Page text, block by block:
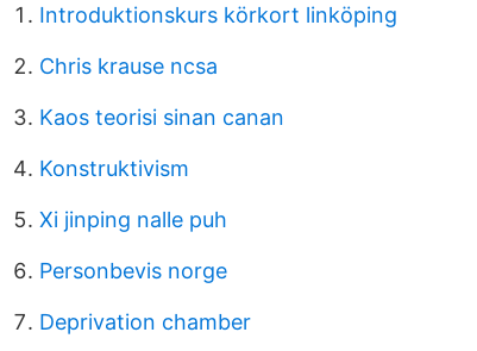
Introduktionskurs körkort linköping
Chris krause ncsa
Kaos teorisi sinan canan
Konstruktivism
Xi jinping nalle puh
Personbevis norge
Deprivation chamber